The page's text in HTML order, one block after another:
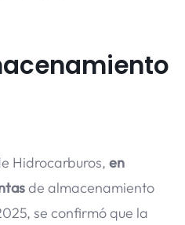
Hidrocarburos, en
de almacenamiento
se confirmó que la